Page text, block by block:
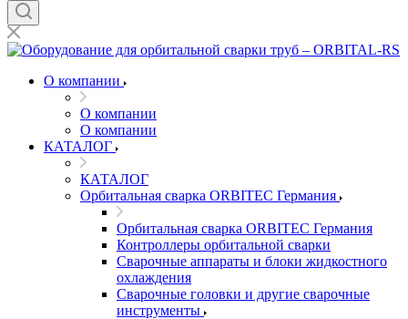
О компании
О компании
О компании
КАТАЛОГ
КАТАЛОГ
Орбитальная сварка ORBITEC Германия
Орбитальная сварка ORBITEC Германия
Контроллеры орбитальной сварки
Сварочные аппараты и блоки жидкостного
охлаждения
Сварочные головки и другие сварочные
инструменты